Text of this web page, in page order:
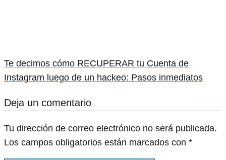
Te decimos cómo RECUPERAR tu Cuenta de
Instagram luego de un hackeo: Pasos inmediatos
Deja un comentario
Tu dirección de correo electrónico no será publicada.
Los campos obligatorios están marcados con *